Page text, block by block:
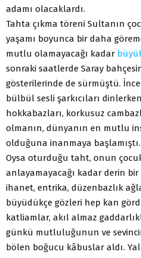
adamı olacaklardı.
Tahta çıkma töreni Sultanın
yaşamı boyunca bir daha
mutlu olamayacağı kadar
sonraki saatlerde Saray
gösterilerinde de sürmüştü.
bülbül sesli şarkıcıları
hokkabazları, korkusuz
olmanın, dünyanın en mutlu
olduğuna inanmaya başlamıştı.
Oysa oturduğu taht, onun
anlayamayacağı kadar derin bir
ihanet, entrika, düzenbazlık
büyüdükçe gözleri hep kan
katliamlar, akıl almaz
günkü mutluluğunun ve
bölen boğucu kâbuslar aldı.